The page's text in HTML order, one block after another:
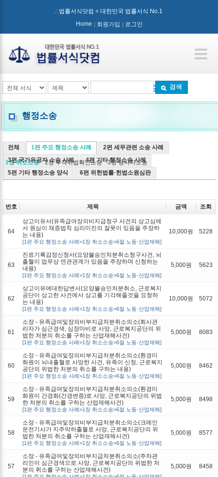
∴법률서식닷컴 = 대한민국 법률서식 No.1
Home
회원가입 로그인
검색
행정소송
전체 1편 주요 행정소송 사례
1장 취소소송 2장 부작위법확인소송 3장 당사자소송
2편 세무관련 소송 사례
3편 국가유공자 소송 사례
4편 기타 행정소송 사례
5편 기타 행정소송 양식
6편 위헌법률·헌법소원심판
번호 제목 금액 조회
64
상고이유서(유족급여장의비지급청구 사건의 상고심에
서 원심이 채증법칙 심리미진의 잘못이 있음을 주장하
는 내용)
[1편 주요 행정소송 사례>1장 취소소송>6절 노동·산업재해]
10,000원 5228
63
진료기록감정신청서(요양불승인처분취소청구사건, 뇌
출혈이 업무상 연관관계가 있음을 주장하며 신청하는
내용)
[1편 주요 행정소송 사례>1장 취소소송>6절 노동·산업재해]
5,000원 5623
62
상고이유에대한답변서(요양불승인처분취소, 근로복지
공단이 상고한 사건에서 상고를 기각해줄것을 요청하
는 내용)
[1편 주요 행정소송 사례>1장 취소소송>6절 노동·산업재해]
10,000원 5072
61
소장 - 유족급여및장의비부지급처분취소의소(회사관
리자가 심근경색, 심장마비로 사망, 근로복지공단의 위
법한 처분의 취소를 구하는 산업재해사건)
[1편 주요 행정소송 사례>1장 취소소송>6절 노동·산업재해]
5,000원 8083
60
소장 - 유족급여및장의비부지급처분취소의소(환경미
화원이 뇌내출혈로 사망한 사건, 유족이 신청, 근로복지
공단의 위법한 처분의 취소를 구하는 내용)
[1편 주요 행정소송 사례>1장 취소소송>6절 노동·산업재해]
5,000원 8462
59
소장 - 유족급여및장의비부지급처분취소의소(환경미
화원이 간경화(간경변증)로 사망, 근로복지공단의 위법
한 처분의 취소를 구하는 산업재해사건)
[1편 주요 행정소송 사례>1장 취소소송>6절 노동·산업재해]
5,000원 8498
58
소장 - 유족급여및장의비부지급처분취소의소(크레인
운전기사가 지주막하출혈로 사망, 근로복지공단의 위
법한 처분의 취소를 구하는 산업재해사건)
[1편 주요 행정소송 사례>1장 취소소송>6절 노동·산업재해]
5,000원 8577
57
소장 - 유족급여및장의비부지급처분취소의소(주차관
리인이 심근경색으로 사망, 근로복지공단의 위법한 처
분의 취소를 구하는 산업재해사건)
5,000원 8458